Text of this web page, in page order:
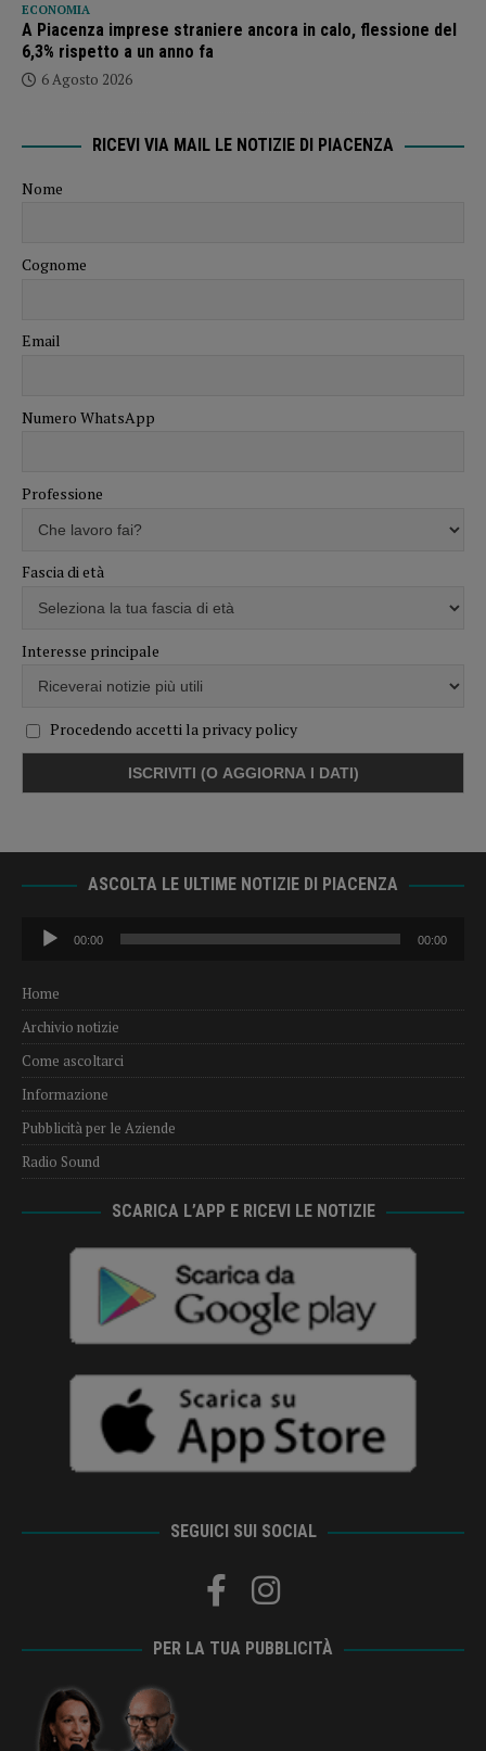
ECONOMIA
A Piacenza imprese straniere ancora in calo, flessione del
6,3% rispetto a un anno fa
6 Agosto 2026
RICEVI VIA MAIL LE NOTIZIE DI PIACENZA
Nome
Cognome
Email
Numero WhatsApp
Professione
Fascia di età
Interesse principale
Procedendo accetti la privacy policy
ASCOLTA LE ULTIME NOTIZIE DI PIACENZA
Audio
Player
00:00 00:00
Home
Archivio notizie
Come ascoltarci
Informazione
Pubblicità per le Aziende
Radio Sound
SCARICA L’APP E RICEVI LE NOTIZIE
SEGUICI SUI SOCIAL
PER LA TUA PUBBLICITÀ